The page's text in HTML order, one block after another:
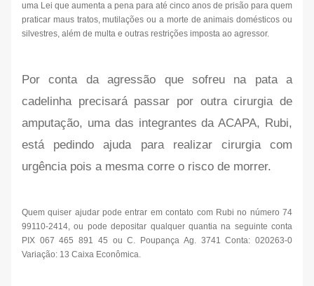
uma Lei que aumenta a pena para até cinco anos de prisão para quem
praticar maus tratos, mutilações ou a morte de animais domésticos ou
silvestres, além de multa e outras restrições imposta ao agressor.
Por conta da agressão que sofreu na pata a
cadelinha precisará passar por outra cirurgia de
amputação, uma das integrantes da ACAPA, Rubi,
está pedindo ajuda para realizar cirurgia com
urgência pois a mesma corre o risco de morrer.
Quem quiser ajudar pode entrar em contato com Rubi no número 74
99110-2414, ou pode depositar qualquer quantia na seguinte conta
PIX 067 465 891 45 ou C. Poupança Ag. 3741 Conta: 020263-0
Variação: 13 Caixa Econômica.